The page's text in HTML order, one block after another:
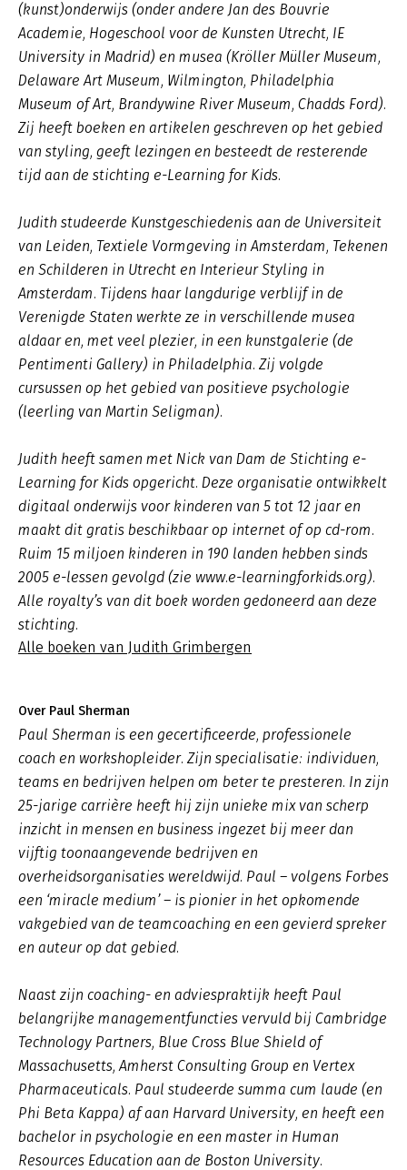
(kunst)onderwijs (onder andere Jan des Bouvrie
Academie, Hogeschool voor de Kunsten Utrecht, IE
University in Madrid) en musea (Kröller Müller Museum,
Delaware Art Museum, Wilmington, Philadelphia
Museum of Art, Brandywine River Museum, Chadds Ford).
Zij heeft boeken en artikelen geschreven op het gebied
van styling, geeft lezingen en besteedt de resterende
tijd aan de stichting e-Learning for Kids.
Judith studeerde Kunstgeschiedenis aan de Universiteit
van Leiden, Textiele Vormgeving in Amsterdam, Tekenen
en Schilderen in Utrecht en Interieur Styling in
Amsterdam. Tijdens haar langdurige verblijf in de
Verenigde Staten werkte ze in verschillende musea
aldaar en, met veel plezier, in een kunstgalerie (de
Pentimenti Gallery) in Philadelphia. Zij volgde
cursussen op het gebied van positieve psychologie
(leerling van Martin Seligman).
Judith heeft samen met Nick van Dam de Stichting e-
Learning for Kids opgericht. Deze organisatie ontwikkelt
digitaal onderwijs voor kinderen van 5 tot 12 jaar en
maakt dit gratis beschikbaar op internet of op cd-rom.
Ruim 15 miljoen kinderen in 190 landen hebben sinds
2005 e-lessen gevolgd (zie www.e-learningforkids.org).
Alle royalty’s van dit boek worden gedoneerd aan deze
stichting.
Alle boeken van Judith Grimbergen
Over Paul Sherman
Paul Sherman is een gecertificeerde, professionele
coach en workshopleider. Zijn specialisatie: individuen,
teams en bedrijven helpen om beter te presteren. In zijn
25-jarige carrière heeft hij zijn unieke mix van scherp
inzicht in mensen en business ingezet bij meer dan
vijftig toonaangevende bedrijven en
overheidsorganisaties wereldwijd. Paul – volgens Forbes
een ‘miracle medium’ – is pionier in het opkomende
vakgebied van de teamcoaching en een gevierd spreker
en auteur op dat gebied.
Naast zijn coaching- en adviespraktijk heeft Paul
belangrijke managementfuncties vervuld bij Cambridge
Technology Partners, Blue Cross Blue Shield of
Massachusetts, Amherst Consulting Group en Vertex
Pharmaceuticals. Paul studeerde summa cum laude (en
Phi Beta Kappa) af aan Harvard University, en heeft een
bachelor in psychologie en een master in Human
Resources Education aan de Boston University.